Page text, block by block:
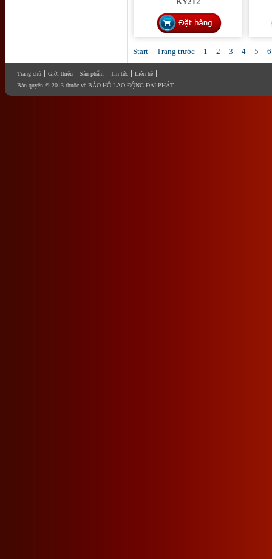
Start Trang trước 1 2 3 4 5 6
Trang chủ Giới thiệu Sản phẩm Tin tức
Liên hệ
Bản quyền © 2013 thuộc về BẢO HỘ LAO ĐỘNG ĐẠI PHÁT